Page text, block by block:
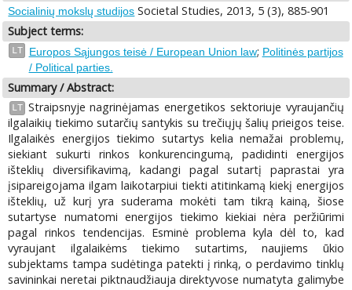
Socialinių mokslų studijos Societal Studies, 2013, 5 (3), 885-901
Subject terms:
LT Europos Sąjungos teisė / European Union law; Politinės partijos
/ Political parties.
Summary / Abstract:
LT Straipsnyje nagrinėjamas energetikos sektoriuje vyraujančių
ilgalaikių tiekimo sutarčių santykis su trečiųjų šalių prieigos teise.
Ilgalaikės energijos tiekimo sutartys kelia nemažai problemų,
siekiant sukurti rinkos konkurencingumą, padidinti energijos
išteklių diversifikavimą, kadangi pagal sutartį paprastai yra
įsipareigojama ilgam laikotarpiui tiekti atitinkamą kiekį energijos
išteklių, už kurį yra suderama mokėti tam tikrą kainą, šiose
sutartyse numatomi energijos tiekimo kiekiai nėra peržiūrimi
pagal rinkos tendencijas. Esminė problema kyla dėl to, kad
vyraujant ilgalaikėms tiekimo sutartims, naujiems ūkio
subjektams tampa sudėtinga patekti į rinką, o perdavimo tinklų
savininkai neretai piktnaudžiauja direktyvose numatyta galimybe